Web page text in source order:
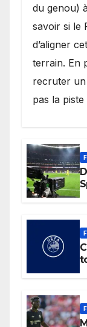
du genou)
savoir si le
d’aligner
terrain. En
recruter
pas la